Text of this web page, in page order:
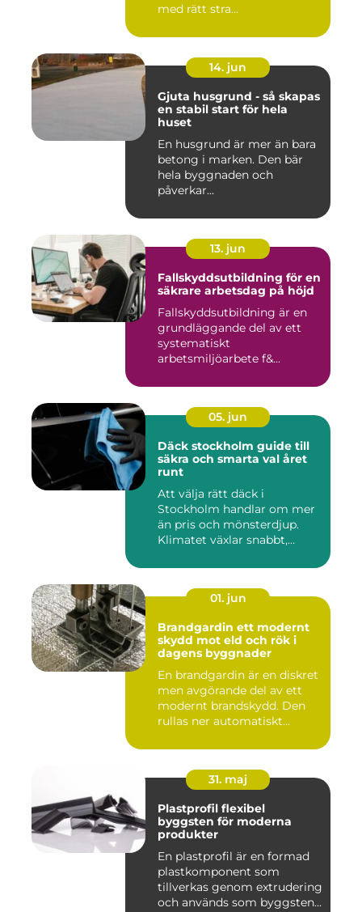
med rätt stra...
14. jun
Gjuta husgrund - så skapas
en stabil start för hela
huset
En husgrund är mer än bara
betong i marken. Den bär
hela byggnaden och
påverkar...
13. jun
Fallskyddsutbildning för en
säkrare arbetsdag på höjd
Fallskyddsutbildning är en
grundläggande del av ett
systematiskt
arbetsmiljöarbete f&...
05. jun
Däck stockholm guide till
säkra och smarta val året
runt
Att välja rätt däck i
Stockholm handlar om mer
än pris och mönsterdjup.
Klimatet växlar snabbt,
01. jun
Brandgardin ett modernt
skydd mot eld och rök i
dagens byggnader
En brandgardin är en diskret
men avgörande del av ett
modernt brandskydd. Den
rullas ner automatiskt...
31. maj
Plastprofil flexibel
byggsten för moderna
produkter
En plastprofil är en formad
plastkomponent som
tillverkas genom extrudering
och används som byggsten...